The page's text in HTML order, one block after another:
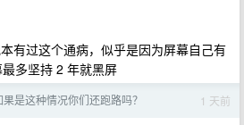
有过这个通病，似乎是因为屏幕自己有
多坚持 2 年就黑屏
果是这种情况你们还跑路吗？ 1 天前